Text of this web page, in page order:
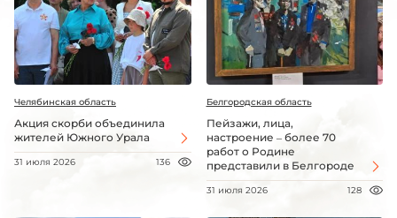
Челябинская область
Акция скорби объединила
жителей Южного Урала
31 июля 2026 136
Белгородская область
Пейзажи, лица,
настроение – более 70
работ о Родине
представили в Белгороде
31 июля 2026 128